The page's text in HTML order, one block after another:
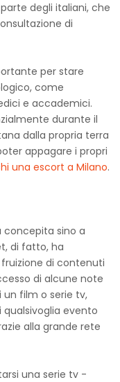
degli italiani, che
di
per stare
come
e accademici.
durante il
dalla propria terra
appagare i propri
una escort a Milano.
concepita sino a
di fatto, ha
di contenuti
di alcune note
film o serie tv,
evento
alla grande rete
una serie tv -